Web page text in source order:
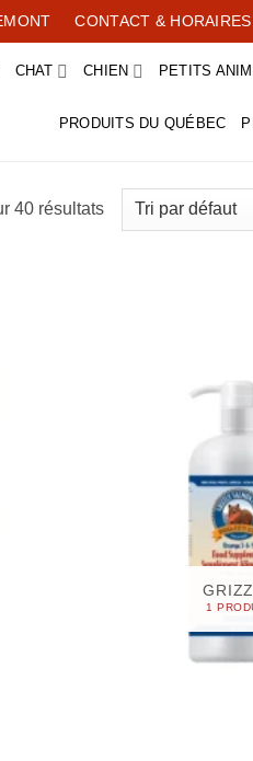
CONTACT & HORAIRES
CHAT CHIEN PETITS
PRODUITS DU QUÉBEC
40 résultats
1